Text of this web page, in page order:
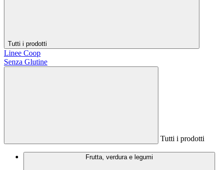
Tutti i prodotti
Linee Coop
Senza Glutine
Tutti i prodotti
Frutta, verdura e legumi